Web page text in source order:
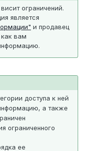
ограничений.
является
и продавец
вам
доступа к ней
а также
ограниченного
ее